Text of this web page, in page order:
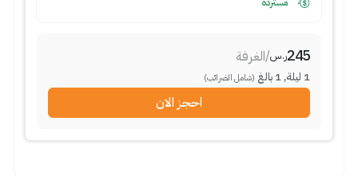
245ر.س/الغرفة
1 ليلة,
1 بالغ (شامل الضرائب)
احجز الان